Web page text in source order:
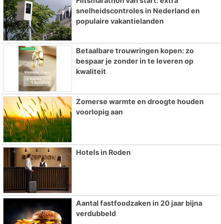
snelheidscontroles in Nederland en
populaire vakantielanden
Betaalbare trouwringen kopen: zo
bespaar je zonder in te leveren op
kwaliteit
Zomerse warmte en droogte houden
voorlopig aan
Hotels in Roden
Aantal fastfoodzaken in 20 jaar bijna
verdubbeld